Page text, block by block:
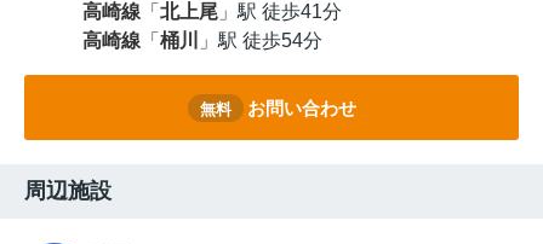
高崎線 「 北上尾 」駅 徒歩41分
高崎線 「 桶川 」駅 徒歩54分
無料 お問い合わせ
周辺施設